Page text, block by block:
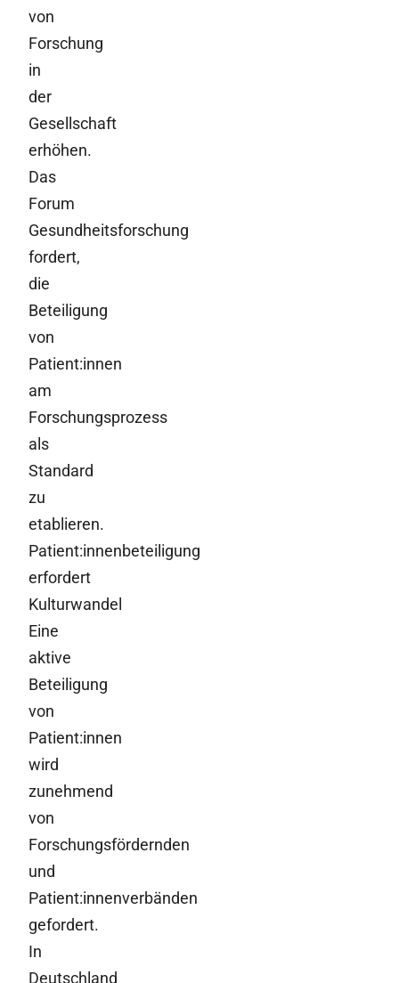
von
Forschung
in
der
Gesellschaft
erhöhen.
Das
Forum
Gesundheitsforschung
fordert,
die
Beteiligung
von
Patient:innen
am
Forschungsprozess
als
Standard
zu
etablieren.
Patient:innenbeteiligung
erfordert
Kulturwandel
Eine
aktive
Beteiligung
von
Patient:innen
wird
zunehmend
von
Forschungsfördernden
und
Patient:innenverbänden
gefordert.
In
Deutschland